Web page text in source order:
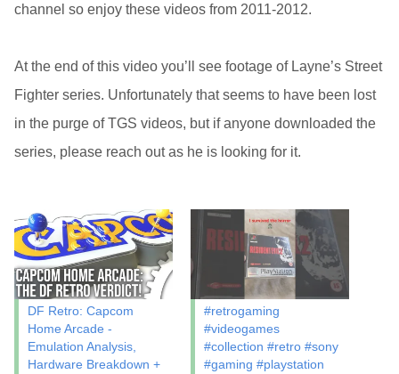
channel so enjoy these videos from 2011-2012.
At the end of this video you’ll see footage of Layne’s Street
Fighter series. Unfortunately that seems to have been lost
in the purge of TGS videos, but if anyone downloaded the
series, please reach out as he is looking for it.
DF Retro: Capcom
Home Arcade -
Emulation Analysis,
Hardware Breakdown +
#retrogaming
#videogames
#collection #retro #sony
#gaming #playstation